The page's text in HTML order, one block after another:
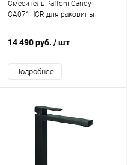
Смеситель Paffoni Candy
CA071HCR для раковины
14 490 руб. / шт
Подробнее